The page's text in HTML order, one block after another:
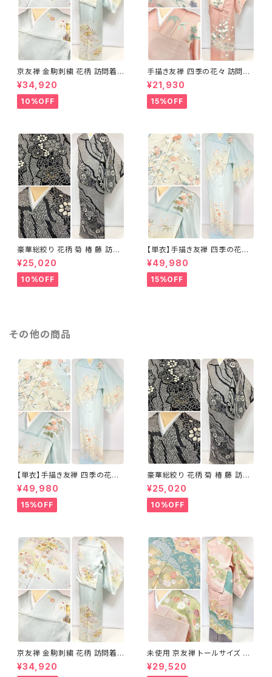
京友禅 金駒刺繍 花柄 訪問着
正絹 水色 黄緑 パステルカラー
アイスグリーン 1433
¥34,920
10%OFF
手描き友禅 四季の花々 訪問着
袷 正絹 サーモンピンク クリー
ム 白 桃花色 1434
¥21,930
15%OFF
豪華総絞り 花柄 菊 椿 藤 訪問
着 鹿の子絞り ラメ 正絹 黒 白
グレー 1435
¥25,020
10%OFF
【単衣】手描き友禅 四季の花々
正絹 訪問着 水色 黄緑 白 パス
テルカラー 1431
¥49,980
15%OFF
その他の商品
【単衣】手描き友禅 四季の花々
正絹 訪問着 水色 黄緑 白 パス
テルカラー 1431
¥49,980
15%OFF
豪華総絞り 花柄 菊 椿 藤 訪問
着 鹿の子絞り ラメ 正絹 黒 白
グレー 1435
¥25,020
10%OFF
京友禅 金駒刺繍 花柄 訪問着
正絹 水色 黄緑 パステルカラー
アイスグリーン 1433
¥34,920
未使用 京友禅 トールサイズ 染
め分け 金彩 訪問着 袷 正絹 ピ
ンク 黄緑 紫 黄色 1438
¥29,520